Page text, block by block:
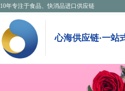
10年专注于食品、快消品进口供应链
心海供应链·一站